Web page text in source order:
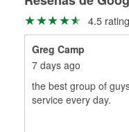
4.5
Greg Camp
7 days ago
the best group of
service every day.